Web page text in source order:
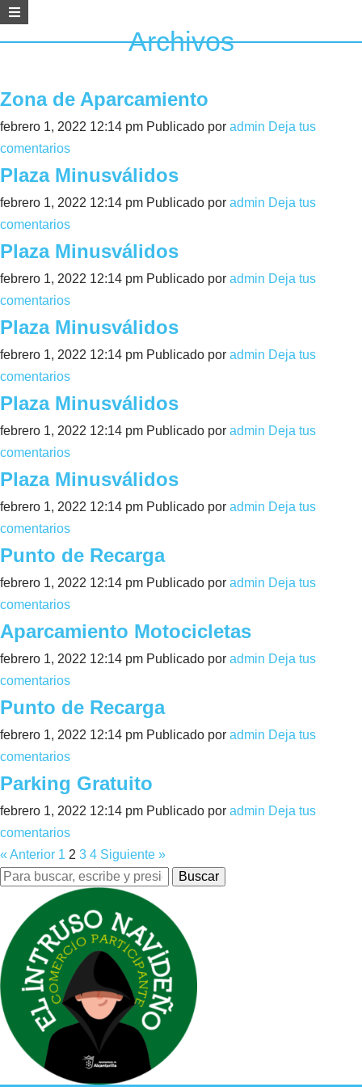
Archivos
Zona de Aparcamiento
febrero 1, 2022 12:14 pm Publicado por admin Deja tus
comentarios
Plaza Minusválidos
febrero 1, 2022 12:14 pm Publicado por admin Deja tus
comentarios
Plaza Minusválidos
febrero 1, 2022 12:14 pm Publicado por admin Deja tus
comentarios
Plaza Minusválidos
febrero 1, 2022 12:14 pm Publicado por admin Deja tus
comentarios
Plaza Minusválidos
febrero 1, 2022 12:14 pm Publicado por admin Deja tus
comentarios
Plaza Minusválidos
febrero 1, 2022 12:14 pm Publicado por admin Deja tus
comentarios
Punto de Recarga
febrero 1, 2022 12:14 pm Publicado por admin Deja tus
comentarios
Aparcamiento Motocicletas
febrero 1, 2022 12:14 pm Publicado por admin Deja tus
comentarios
Punto de Recarga
febrero 1, 2022 12:14 pm Publicado por admin Deja tus
comentarios
Parking Gratuito
febrero 1, 2022 12:14 pm Publicado por admin Deja tus
comentarios
« Anterior 1 2 3 4 Siguiente »
Buscar